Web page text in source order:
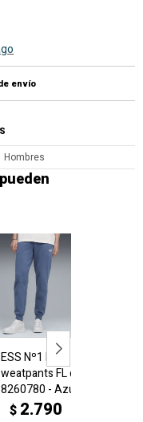
envío
Hombres
ESS Nº1 Logo
FL cl
- Azul
$ 2.790